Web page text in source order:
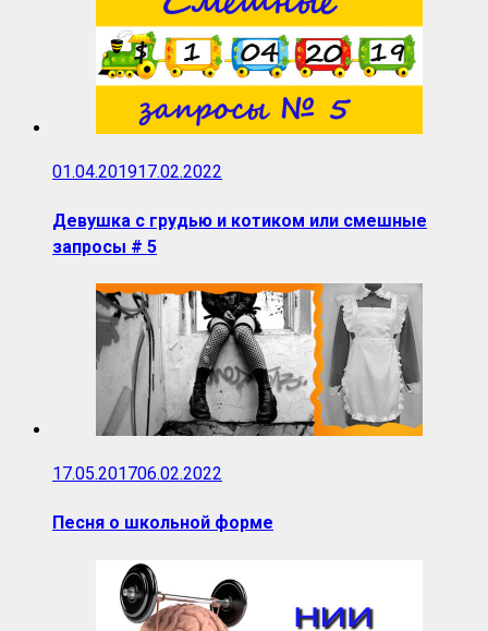
01.04.201917.02.2022
Девушка с грудью и котиком или смешные
запросы # 5
17.05.201706.02.2022
Песня о школьной форме